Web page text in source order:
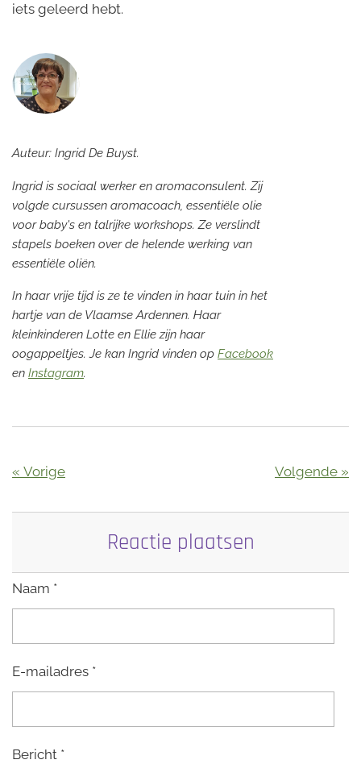
iets geleerd hebt.
Auteur: Ingrid De Buyst.
Ingrid is sociaal werker en aromaconsulent.Zij
volgde cursussen aromacoach, essentiële olie
voor baby's en talrijke workshops. Ze verslindt
stapels boeken over de helende werking van
essentiële oliën.
In haar vrije tijd is ze te vinden in haar tuin in het
hartje van de Vlaamse Ardennen. Haar
kleinkinderen Lotte en Ellie zijn haar
oogappeltjes.Je kan Ingrid vinden op Facebook
en Instagram.
« Vorige Volgende »
Reactie plaatsen
Naam *
E-mailadres *
Bericht *